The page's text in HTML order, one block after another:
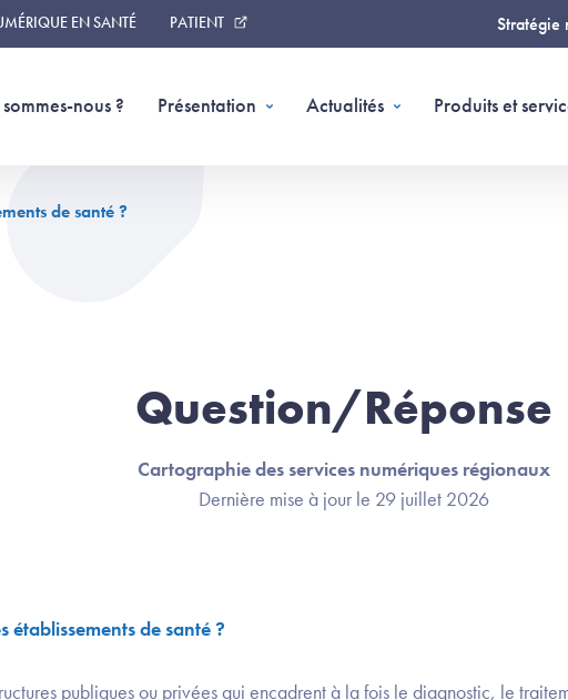
EN SANTÉ PATIENT Stratégie
nous ? Présentation Actualités Produits et
de santé ?
Question/Réponse
Cartographie des services numériques régionaux
Dernière mise à jour le 29 juillet 2026
établissements de santé ?
publiques ou privées qui encadrent à la fois le diagnostic, le